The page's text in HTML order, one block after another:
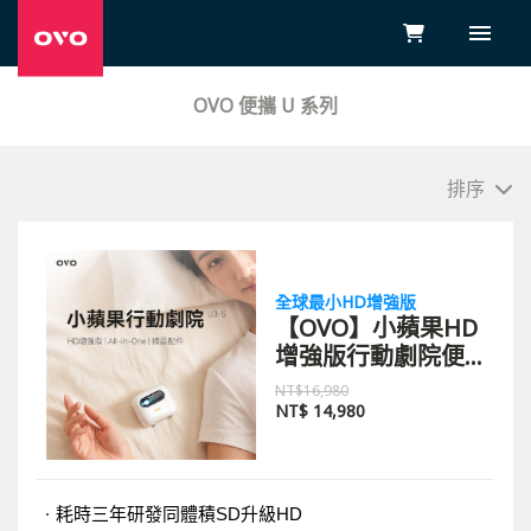
OVO 便攜 U 系列
排序
全球最小HD增強版
【OVO】小蘋果HD
增強版行動劇院便
攜式智慧投影機
U3-S
NT$16,980
NT$ 14,980
耗時三年研發同體積SD升級HD